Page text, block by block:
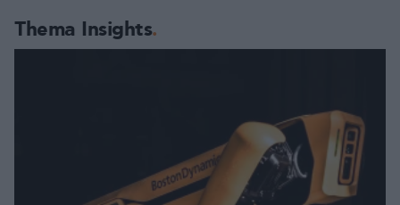
Thema Insights